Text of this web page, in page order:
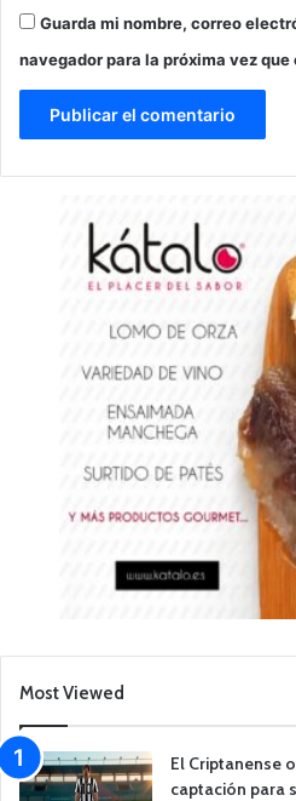
Guarda mi nombre, correo
navegador para la próxima vez que
Most Viewed
El Criptanense
captación para